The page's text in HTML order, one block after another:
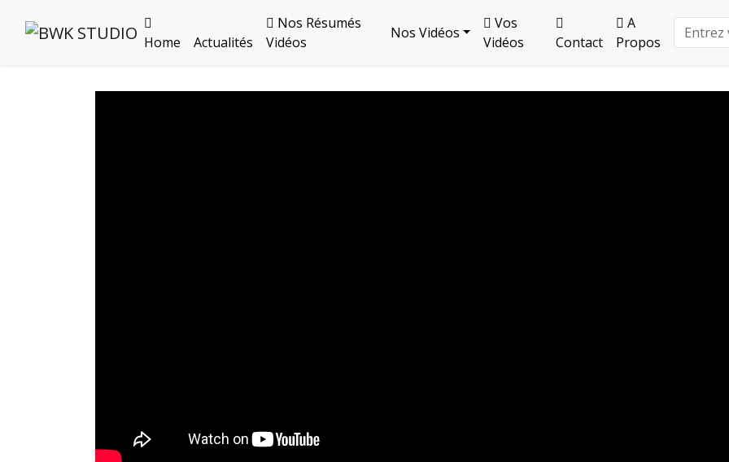
Home Actualités
Nos Résumés
Vidéos
Nos Vidéos
Vos
Vidéos
Contact
A
Propos